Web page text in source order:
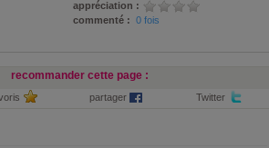
appréciation :
commenté : 0 fois
recommander cette page :
partager Twitter